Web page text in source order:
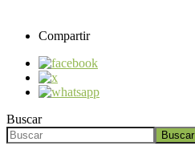
Compartir
Buscar
Buscar